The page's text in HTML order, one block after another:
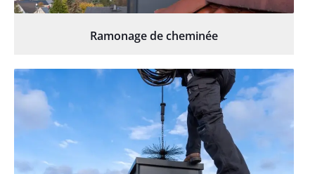
Ramonage de cheminée